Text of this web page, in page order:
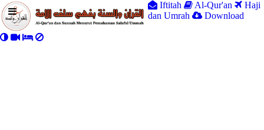
Iftitah Al-Qur'an
Haji
dan Umrah
Download